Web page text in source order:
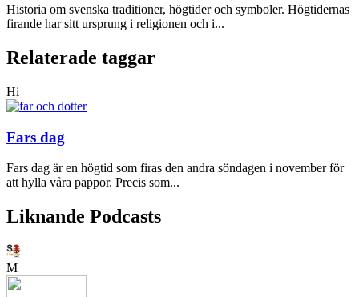
Historia om svenska traditioner, högtider och symboler. Högtidernas
firande har sitt ursprung i religionen och i...
Relaterade taggar
Hi
Fars dag
Fars dag är en högtid som firas den andra söndagen i november för
att hylla våra pappor. Precis som...
Liknande Podcasts
M